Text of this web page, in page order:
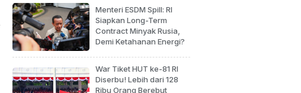
Menteri ESDM Spill: RI
Siapkan Long-Term
Contract Minyak Rusia,
Demi Ketahanan Energi?
War Tiket HUT ke-81 RI
Diserbu! Lebih dari 128
Ribu Orang Berebut